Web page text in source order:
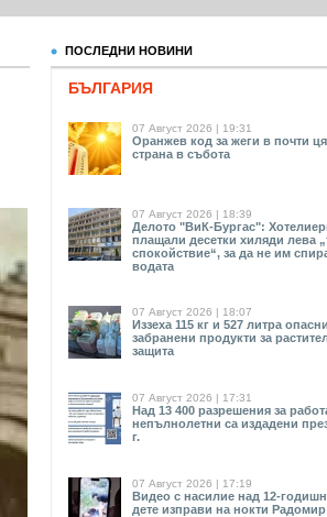
ПОСЛЕДНИ НОВИНИ
БЪЛГАРИЯ
07 Август 2026 | 19:31
Оранжев код за жеги в почти
страна в събота
07 Август 2026 | 18:39
Делото "ВиК-Бургас":
плащали десетки хиляди лева
спокойствие“, за да не им
водата
07 Август 2026 | 18:07
Иззеха 115 кг и 527 литра
забранени продукти за
защита
07 Август 2026 | 17:31
Над 13 400 разрешения за
непълнолетни са издадени
г.
07 Август 2026 | 17:19
Видео с насилие над 12-
дете изправи на нокти Радомир